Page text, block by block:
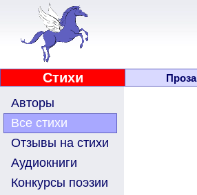
Стихи Проза
Авторы
Все стихи
Отзывы на стихи
Аудиокниги
Конкурсы поэзии